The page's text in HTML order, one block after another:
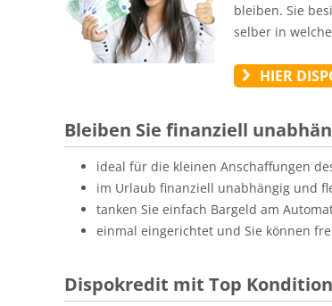
bleiben. Sie
selber in
HIER
Bleiben Sie finanziell
ideal für die kleinen Anschaffungen
im Urlaub finanziell unabhängig und
tanken Sie einfach Bargeld am
einmal eingerichtet und Sie können
Dispokredit mit Top